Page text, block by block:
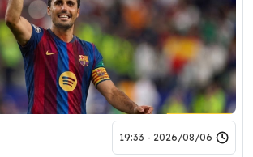
2026/08/06 - 19:33